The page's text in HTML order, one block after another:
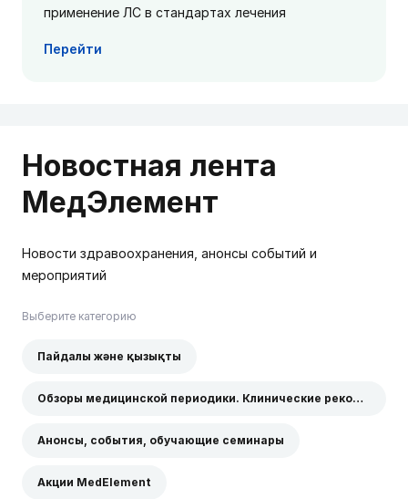
применение ЛС в стандартах лечения
Перейти
Новостная лента
МедЭлемент
Новости здравоохранения, анонсы событий и
мероприятий
Выберите категорию
Пайдалы және қызықты
Обзоры медицинской периодики. Клинические рекомендации
Анонсы, события, обучающие семинары
Акции MedElement